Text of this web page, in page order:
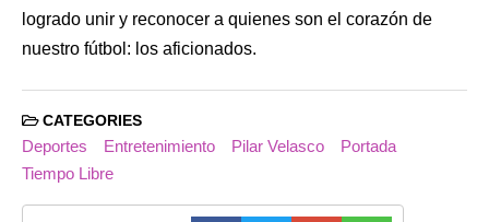
logrado unir y reconocer a quienes son el corazón de
nuestro fútbol: los aficionados.
CATEGORIES
Deportes Entretenimiento Pilar Velasco
Portada
Tiempo Libre